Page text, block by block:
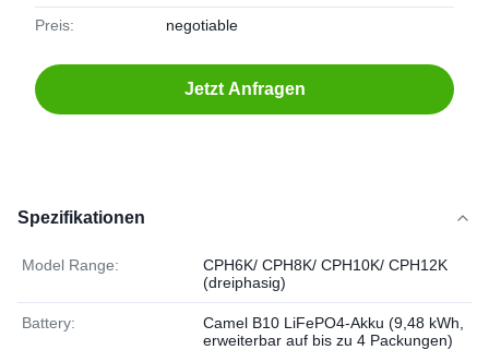
Preis: negotiable
Jetzt Anfragen
Spezifikationen
Model Range:
CPH6K/ CPH8K/ CPH10K/ CPH12K
(dreiphasig)
Battery:
Camel B10 LiFePO4-Akku (9,48 kWh,
erweiterbar auf bis zu 4 Packungen)